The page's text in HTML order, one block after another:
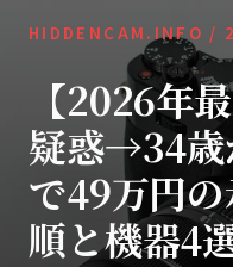
HIDDENCAM.INFO /
【2026年
疑惑→34歳
で49万円
順と機器4